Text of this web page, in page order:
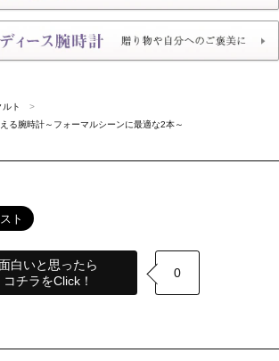
ト
る腕時計～フォーマルシーンに最適な2本～
白いと思ったら
コチラをClick！
0